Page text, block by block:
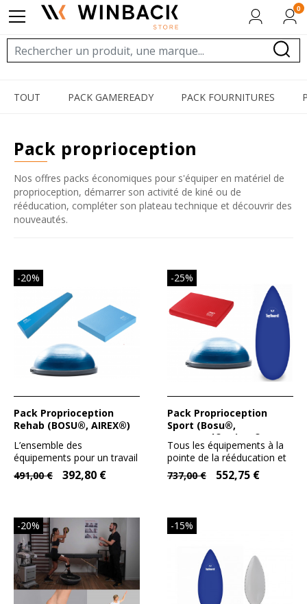
TOUT PACK GAMEREADY PACK FOURNITURES
pack proprioception
Nos offres packs économiques pour s'équiper en matériel de
proprioception, démarrer son activité de kiné ou de
rééducation, compléter son plateau technique et découvrir des
nouveautés.
-20%
Pack Proprioception
Rehab (BOSU®, AIREX®)
L’ensemble des
équipements pour un travail
proprioceptif tout confort
dans...
491,00 € 392,80 €
-25%
Pack Proprioception
Sport (Bosu®,
ToyBoard®, Airex®)
Tous les équipements à la
pointe de la rééducation et
de la préparation...
737,00 € 552,75 €
-20% -15%
0